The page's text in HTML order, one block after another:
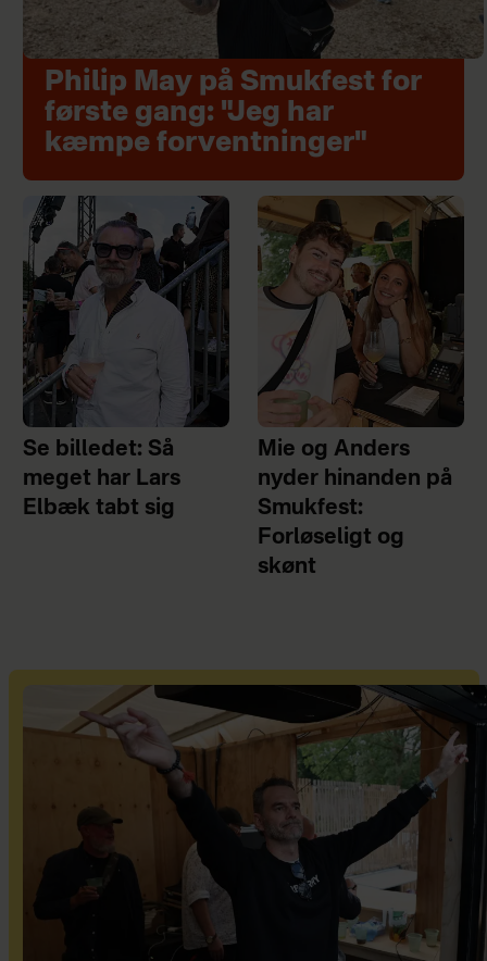
Philip May på Smukfest for
første gang: "Jeg har
kæmpe forventninger"
Se billedet: Så
meget har Lars
Elbæk tabt sig
Mie og Anders
nyder hinanden på
Smukfest:
Forløseligt og
skønt